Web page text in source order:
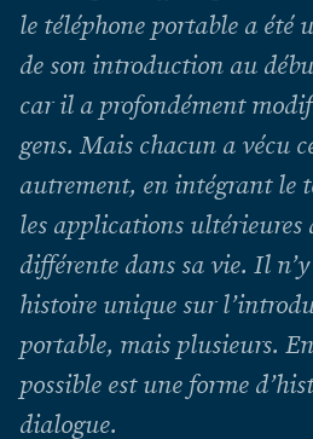
le téléphone portable a été
de son introduction au
car il a profondément
gens. Mais chacun a vécu
autrement, en intégrant le
les applications ultérieures
différente dans sa vie. Il
histoire unique sur
portable, mais plusieurs.
possible est une forme
dialogue.